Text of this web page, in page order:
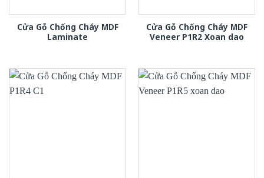
Cửa Gỗ Chống Cháy MDF
Laminate
Cửa Gỗ Chống Cháy MDF
Veneer P1R2 Xoan dao